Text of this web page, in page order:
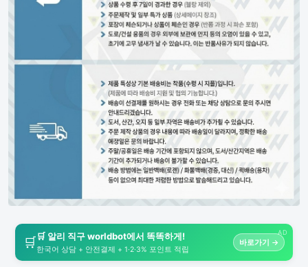
AD
🛒🛒 알리 직구 worldbot에서 똑똑하게!
한국어 상담 + 안전결제 + 1·2·3% 포인트 적립
바로가기 →